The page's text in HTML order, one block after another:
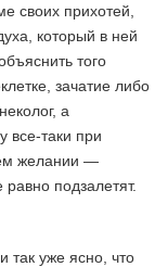
своих прихотей,
который в ней
того
зачатие либо
а
все-таки при
желании —
подзалетят.
так уже ясно, что